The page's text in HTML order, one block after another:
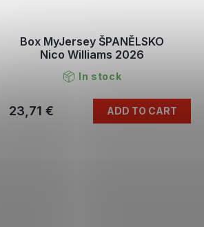
Box MyJersey ŠPANĚLSKO
Nico Williams 2026
In stock
23,71 € ADD TO CART